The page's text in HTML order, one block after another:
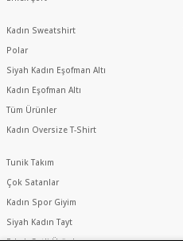
Kadın Sweatshirt
Polar
Siyah Kadın Eşofman Altı
Kadın Eşofman Altı
Tüm Ürünler
Kadın Oversize T-Shirt
Tunik Takım
Çok Satanlar
Kadın Spor Giyim
Siyah Kadın Tayt